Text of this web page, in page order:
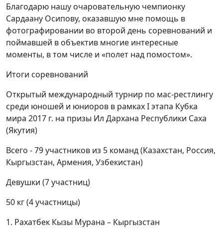
Благодарю нашу очаровательную чемпионку
Сардаану Осипову, оказавшую мне помощь в
фотографировании во второй день соревнований и
поймавшей в объектив многие интересные
моменты, в том числе и «полет над помостом».
Итоги соревнований
Открытый международный турнир по мас-рестлингу
среди юношей и юниоров в рамках I этапа Кубка
мира 2017 г. на призы Ил Дархана Республики Саха
(Якутия)
Всего - 79 участников из 5 команд (Казахстан, Россия,
Кыргызстан, Армения, Узбекистан)
Девушки (7 участниц)
50 кг (4 участницы)
1. Рахатбек Кызы Мурана – Кыргызстан